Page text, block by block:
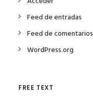
Feed de entradas
Feed de comentarios
WordPress.org
FREE TEXT